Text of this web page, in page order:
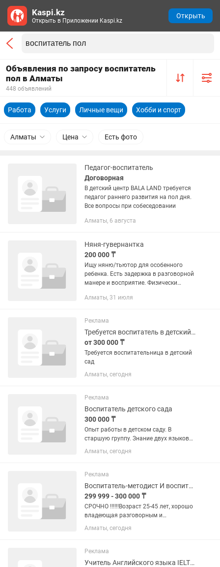
Объявления по запросу воспитатель
пол в Алматы
448 объявлений
Работа Услуги Личные вещи Хобби и спорт
Алматы Цена Есть фото
Педагог-воспитатель
Договорная
В детский центр BALA LAND требуется
педагог раннего развития на пол дня.
Все вопросы при собеседовании
Алматы, 6 августа
Няня-гувернантка
200 000 ₸
Ищу няню/тьютор для особенного
ребенка. Есть задержка в разговорной
манере и восприятие. Физически
класс. График пол дня либо целый
Алматы, 31 июля
Реклама
Требуется воспитатель в детский сад
от 300 000 ₸
Требуется воспитательница в детский
сад
Алматы, сегодня
Реклама
Воспитатель детского сада
300 000 ₸
Опыт работы в детском саду. В
старшую группу. Знание двух языков
казахский и русский.
Алматы, сегодня
Реклама
Воспитатель-методист И воспитатель в младшую группу
299 999 - 300 000 ₸
СРОЧНО ‼️‼️‼️Возраст 25-45 лет, хорошо
владеющая разговорным и
письменным русским
языком.Терпеливость,
Мы будем рады видеть вас в нашем
дружном коллективе....
Алматы, сегодня
Реклама
Учитель Английского языка IELTS / SAT
Kaspi.kz
Открыть в Приложении Kaspi.kz
Открыть